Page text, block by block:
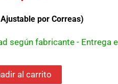
359,10€.
por Correas)
según fabricante - Entrega
al carrito